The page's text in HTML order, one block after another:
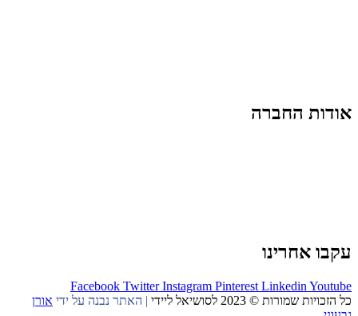
אודות החברה
עקבו אחרינו
Facebook Twitter Instagram Pinterest Linkedin Youtube
כל הזכויות שמורות © 2023 לסושיאל ליידי
| האתר נבנה על ידי אורן